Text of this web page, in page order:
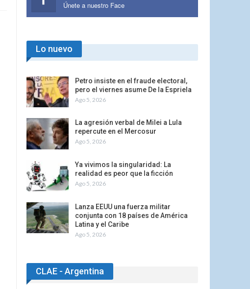
Únete a nuestro Face
Lo nuevo
Petro insiste en el fraude electoral,
pero el viernes asume De la Espriela
Ago 5, 2026
La agresión verbal de Milei a Lula
repercute en el Mercosur
Ago 5, 2026
Ya vivimos la singularidad: La
realidad es peor que la ficción
Ago 5, 2026
Lanza EEUU una fuerza militar
conjunta con 18 países de América
Latina y el Caribe
Ago 5, 2026
CLAE - Argentina